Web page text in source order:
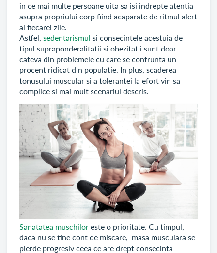
in ce mai multe persoane uita sa isi indrepte atentia
asupra propriului corp fiind acaparate de ritmul alert
al fiecarei zile.
Astfel, sedentarismul si consecintele acestuia de
tipul supraponderalitatii si obezitatii sunt doar
cateva din problemele cu care se confrunta un
procent ridicat din populatie. In plus, scaderea
tonusului muscular si a tolerantei la efort vin sa
complice si mai mult scenariul descris.
Sanatatea muschilor este o prioritate. Cu timpul,
daca nu se tine cont de miscare, masa musculara se
pierde progresiv ceea ce are drept consecinta